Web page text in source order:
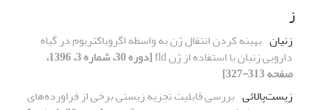
ز
زنیان بهینه کردن انتقال ژن به واسطه اگروباکتریوم در گیاه
دارویی زنیان با استفاده از ژن fld
[دوره 30، شماره 3، 1396،
صفحه 313-327]
زیست‌پالائی بررسی قابلیت تجزیه زیستی برخی از فراورده‌های